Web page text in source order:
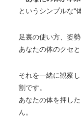
というシンプルな“
足裏の使い方、姿
あなたの体のクセ
それを一緒に観察
割です。
あなたの体を押し
ん。